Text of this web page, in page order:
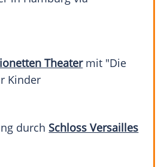
Theatermit "Die
Kinder
durch Schloss Versailles